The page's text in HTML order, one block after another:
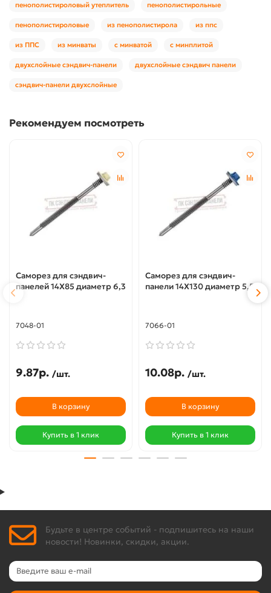
пенополистироловый утеплитель пенополистирольные
пенополистироловые из пенополистирола из ппс
из ППС из минваты с минватой с минплитой
двухслойные сэндвич-панели двухслойные сэндвич панели
сэндвич-панели двухслойные
Рекомендуем посмотреть
Саморез для сэндвич-
панелей 14X85 диаметр 6,3
7048-01
9.87р. /шт.
В корзину
Купить в 1 клик
Саморез для сэндвич-
панели 14X130 диаметр 5,5
7066-01
10.08р. /шт.
В корзину
Купить в 1 клик
Будьте в центре событий - подпишитесь на наши
новости! Новинки, скидки, акции.